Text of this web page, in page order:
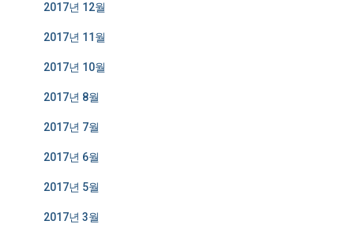
2017년 12월
2017년 11월
2017년 10월
2017년 8월
2017년 7월
2017년 6월
2017년 5월
2017년 3월